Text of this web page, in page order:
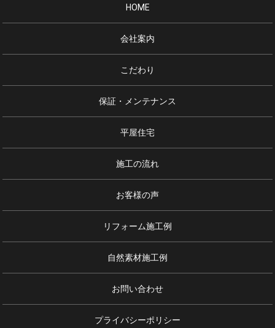
HOME
会社案内
こだわり
保証・メンテナンス
平屋住宅
施工の流れ
お客様の声
リフォーム施工例
自然素材施工例
お問い合わせ
プライバシーポリシー